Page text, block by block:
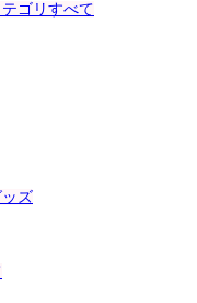
ゴリすべて
ズ